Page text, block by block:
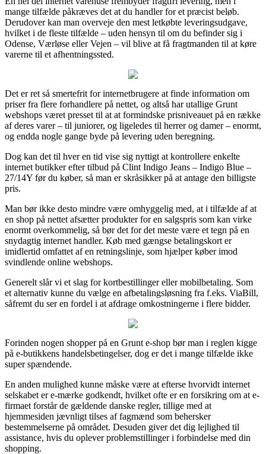
mange tilfælde påkræves det at du handler for et præcist beløb.
Derudover kan man overveje den mest letkøbte leveringsudgave,
hvilket i de fleste tilfælde – uden hensyn til om du befinder sig i
Odense, Værløse eller Vejen – vil blive at få fragtmanden til at køre
varerne til et afhentningssted.
Det er ret så smertefrit for internetbrugere at finde information om
priser fra flere forhandlere på nettet, og altså har utallige Grunt
webshops været presset til at at formindske prisniveauet på en række
af deres varer – til juniorer, og ligeledes til herrer og damer – enormt,
og endda nogle gange byde på levering uden beregning.
Dog kan det til hver en tid vise sig nyttigt at kontrollere enkelte
internet butikker efter tilbud på Clint Indigo Jeans – Indigo Blue –
27/14Y før du køber, så man er skråsikker på at antage den billigste
pris.
Man bør ikke desto mindre være omhyggelig med, at i tilfælde af at
en shop på nettet afsætter produkter for en salgspris som kan virke
enormt overkommelig, så bør det for det meste være et tegn på en
snydagtig internet handler. Køb med gængse betalingskort er
imidlertid omfattet af en retningslinje, som hjælper køber imod
svindlende online webshops.
Generelt slår vi et slag for kortbestillinger eller mobilbetaling. Som
et alternativ kunne du vælge en afbetalingsløsning fra f.eks. ViaBill,
såfremt du ser en fordel i at afdrage omkostningerne i flere bidder.
Forinden nogen shopper på en Grunt e-shop bør man i reglen kigge
på e-butikkens handelsbetingelser, dog er det i mange tilfælde ikke
super spændende.
En anden mulighed kunne måske være at efterse hvorvidt internet
selskabet er e-mærke godkendt, hvilket ofte er en forsikring om at e-
firmaet forstår de gældende danske regler, tillige med at
hjemmesiden jævnligt tilses af fagmænd som behersker
bestemmelserne på området. Desuden giver det dig lejlighed til
assistance, hvis du oplever problemstillinger i forbindelse med din
shopping.